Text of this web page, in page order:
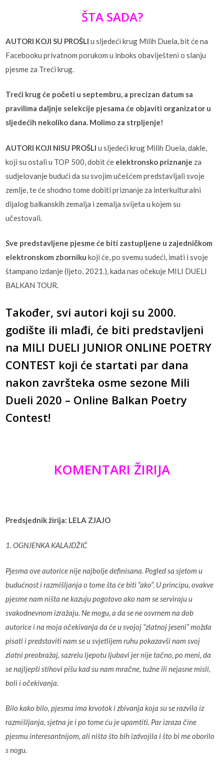
ŠTA SADA?
AUTORI KOJI SU PROŠLI u sljedeći krug Milih Duela, bit će na
Facebooku privatnom porukom u inboks obaviješteni o slanju
pjesme za Treći krug.
Treći krug će početi u septembru, a precizan datum sa
pravilima daljnje selekcije pjesama će objaviti organizator u
sljedećih nekoliko dana. Molimo za strpljenje!
AUTORI KOJI NISU PROŠLI u sljedeći krug Milih Duela, dakle,
koji su ostali u TOP 500, dobit će elektronsko priznanje za
sudjelovanje budući da su svojim učešćem predstavljali svoje
zemlje, te će shodno tome dobiti priznanje za interkulturalni
dijalog balkanskih zemalja i zemalja svijeta u kojem su
učestovali.
Sve predstavljene pjesme će biti zastupljene u zajedničkom
elektronskom zborniku koji će, po svemu sudeći, imati i svoje
štampano izdanje (ljeto, 2021.), kada nas očekuje MILI DUELI
BALKAN TOUR.
Također, svi autori koji su 2000.
godište ili mlađi, će biti predstavljeni
na MILI DUELI JUNIOR ONLINE POETRY
CONTEST koji će startati par dana
nakon završteka osme sezone Mili
Dueli 2020 – Online Balkan Poetry
Contest!
KOMENTARI ŽIRIJA
Predsjednik žirija: LELA ZJAJO
1. OGNJENKA KALAJDŽIĆ
Pjesma ove autorice nije najbolje definisana. Pogled sa sjetom u
budućnost i razmišljanja o tome šta će biti “ako”. U principu, ovakve
pjesme nam ništa ne kazuju pogotovo ako nam se serviraju u
svakodnevnom izražaju. Ne mogu, a da se ne osvrnem na dob
autorice i na moja očekivanja da će u svojoj “zlatnoj jeseni” možda
pisati i predstaviti nam se u svjetlijem ruhu pokazavši nam svoj
zlatni preobražaj, sazrelu ljepotu ljubavi jer nije tačno, po meni, da
se najljepši stihovi pišu kad su nam mračne, tužne ili nejasne misli,
boli i očekivanja.
Bilo kako bilo, pjesma ima krvotok i zbivanja koja su se razvila iz
razmišljanja, sjetna je i po tome ću je upamtiti. Par izraza čine
pjesmu interesantnijom, ali ništa što bih izdvojila i što bi me oborilo
s nogu.